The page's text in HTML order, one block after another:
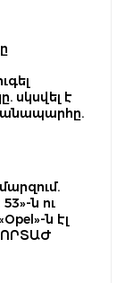
սկսվել է
ն ու
ն էլ